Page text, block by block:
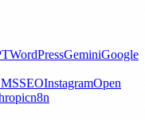
WordPressGeminiGoogle
SEOInstagramOpen
n8n